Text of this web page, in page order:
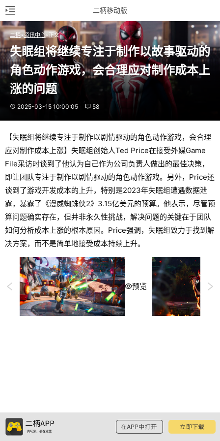
二柄移动版
二柄 资讯中心 正文
失眠组将继续专注于制作以故事驱动的
角色动作游戏，会合理应对制作成本上
涨的问题
2025-03-15 10:00:05 58
【失眠组将继续专注于制作以剧情驱动的角色动作游戏，会合理
应对制作成本上涨】失眠组创始人Ted Price在接受外媒Game
File采访时谈到了他认为自己作为公司负责人做出的最佳决策，
即让团队专注于制作以剧情驱动的角色动作游戏。另外，Price还
谈到了游戏开发成本的上升，特别是2023年失眠组遭遇数据泄
露，暴露了《漫威蜘蛛侠2》3.15亿美元的预算。他表示，尽管预
算问题确实存在，但并非永久性挑战，解决问题的关键在于团队
如何分析成本上涨的根本原因。Price强调，失眠组致力于找到解
决方案，而不是简单地接受成本持续上升。
预览